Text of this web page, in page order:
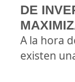
DE
A la hora
existen